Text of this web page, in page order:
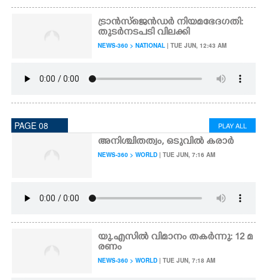
ട്രാൻസ്ജെൻഡ‌ർ നിയമഭേദഗതി:
തുടർനടപടി വിലക്കി
NEWS-360 > NATIONAL | TUE JUN, 12:43 AM
PAGE 08 PLAY ALL
അനിശ്ചിതത്വം, ഒടുവിൽ കരാർ
NEWS-360 > WORLD | TUE JUN, 7:16 AM
യു.എസിൽ വിമാനം തകർന്നു: 12 മ
രണം
NEWS-360 > WORLD | TUE JUN, 7:18 AM